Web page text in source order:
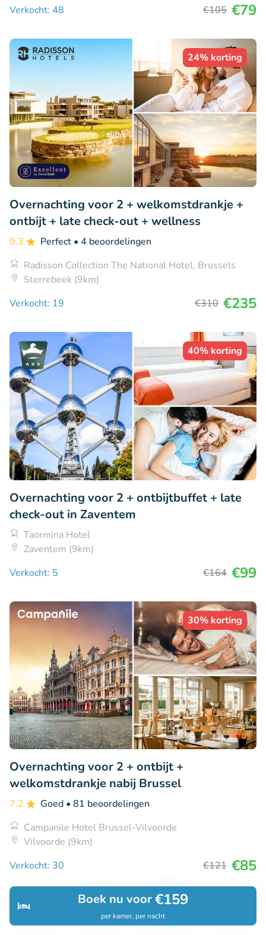
Zoeken Boekingen
Boek nu voor€159
per kamer, per nacht
Verkocht: 48
€105 €79
24% korting
Overnachting voor 2 + welkomstdrankje +
ontbijt + late check-out + wellness
9.3 Perfect • 4 beoordelingen
Radisson Collection The National Hotel, Brussels
Sterrebeek (9km)
Verkocht: 19
€310 €235
40% korting
Overnachting voor 2 + ontbijtbuffet + late
check-out in Zaventem
Taormina Hotel
Zaventem (9km)
Verkocht: 5
€164 €99
30% korting
Overnachting voor 2 + ontbijt +
welkomstdrankje nabij Brussel
7.2 Goed • 81 beoordelingen
Campanile Hotel Brussel-Vilvoorde
Vilvoorde (9km)
Verkocht: 30
€121 €85